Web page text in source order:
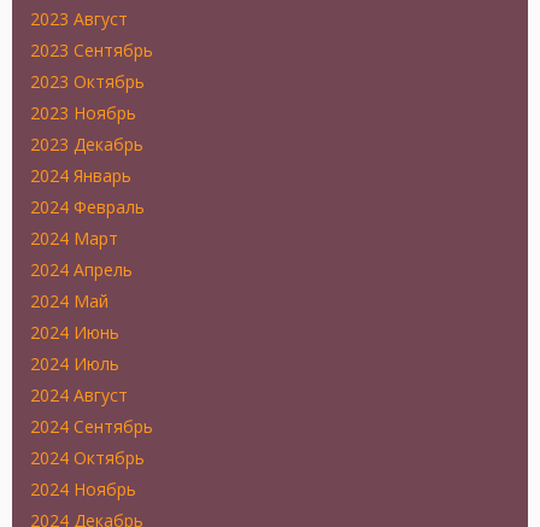
2023 Август
2023 Сентябрь
2023 Октябрь
2023 Ноябрь
2023 Декабрь
2024 Январь
2024 Февраль
2024 Март
2024 Апрель
2024 Май
2024 Июнь
2024 Июль
2024 Август
2024 Сентябрь
2024 Октябрь
2024 Ноябрь
2024 Декабрь